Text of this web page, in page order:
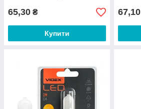
65,30 ₴
Купити
67,10